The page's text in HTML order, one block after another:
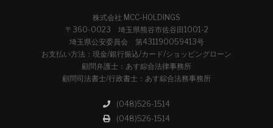
株式会社 MCC-HOLDINGS
〒360-0023 埼玉県熊谷市佐谷田1001-2
埼玉県公安委員会 第431190059413号
お支払い方法：現金/銀行振込/カード/ショッピングローン
顧問弁護士：あす綜合法律事務所
顧問司法書士/行政書士：あす綜合法務事務所
(048)526-1514
(048)526-1514